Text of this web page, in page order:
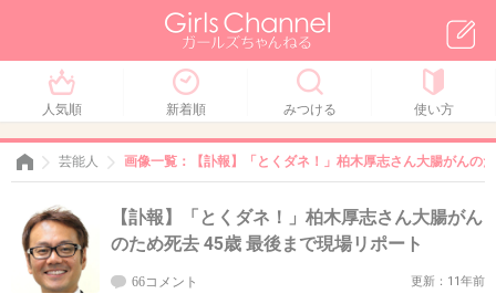
人気順 新着順 みつける 使い方
芸能人 画像一覧：【訃報】「とくダネ！」柏木厚志さん大腸がんの
【訃報】「とくダネ！」柏木厚志さん大腸がん
のため死去 45歳 最後まで現場リポート
66コメント 更新：11年前